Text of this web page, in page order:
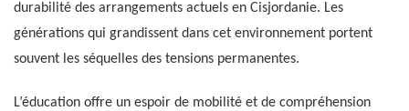
durabilité des arrangements actuels en Cisjordanie. Les
générations qui grandissent dans cet environnement portent
souvent les séquelles des tensions permanentes.
L’éducation offre un espoir de mobilité et de compréhension